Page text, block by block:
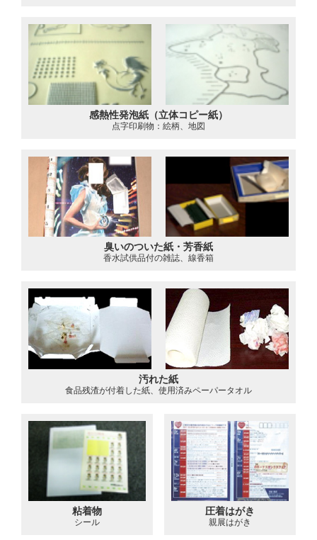
感熱性発泡紙（立体コピー紙）
点字印刷物：絵柄、地図
臭いのついた紙・芳香紙
香水試供品付の雑誌、線香箱
汚れた紙
食品残渣が付着した紙、使用済みペーパータオル
粘着物
シール
圧着はがき
親展はがき